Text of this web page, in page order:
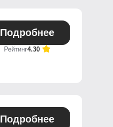
Подробнее
Рейтинг4.30
Подробнее